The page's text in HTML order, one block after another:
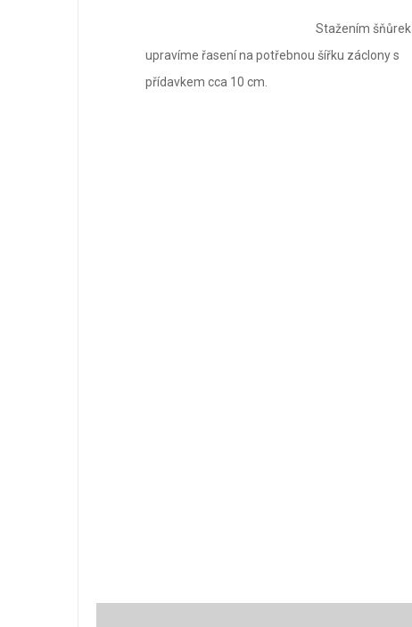
Stažením šňůrek
upravíme řasení na potřebnou šířku záclony s
přídavkem cca 10 cm.